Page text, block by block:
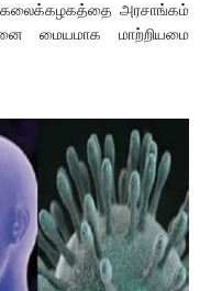
அரசாங்கம்
மையமாக மாற்றியமை